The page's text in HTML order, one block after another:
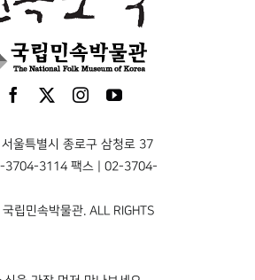
울특별시 종로구 삼청로 37
3704-3114 팩스 | 02-3704-
립민속박물관. ALL RIGHTS